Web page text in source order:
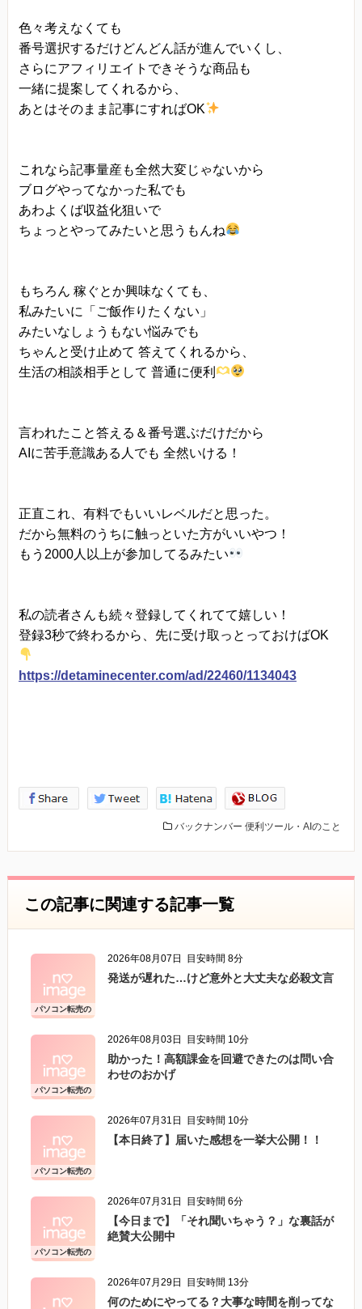
色々考えなくても
番号選択するだけどんどん話が進んでいくし、
さらにアフィリエイトできそうな商品も
一緒に提案してくれるから、
あとはそのまま記事にすればOK
これなら記事量産も全然大変じゃないから
ブログやってなかった私でも
あわよくば収益化狙いで
ちょっとやってみたいと思うもんね
もちろん 稼ぐとか興味なくても、
私みたいに「ご飯作りたくない」
みたいなしょうもない悩みでも
ちゃんと受け止めて 答えてくれるから、
生活の相談相手として 普通に便利
言われたこと答える＆番号選ぶだけだから
AIに苦手意識ある人でも 全然いける！
正直これ、有料でもいいレベルだと思った。
だから無料のうちに触っといた方がいいやつ！
もう2000人以上が参加してるみたい
私の読者さんも続々登録してくれてて嬉しい！
登録3秒で終わるから、先に受け取っとっておけばOK
https://detaminecenter.com/ad/22460/1134043
バックナンバー 便利ツール・AIのこと
この記事に関連する記事一覧
パソコン転売の
こと
2026年08月07日 目安時間 8分
発送が遅れた…けど意外と大丈夫な必殺文言
パソコン転売の
こと
2026年08月03日 目安時間 10分
助かった！高額課金を回避できたのは問い合
わせのおかげ
パソコン転売の
こと
2026年07月31日 目安時間 10分
【本日終了】届いた感想を一挙大公開！！
パソコン転売の
こと
2026年07月31日 目安時間 6分
【今日まで】「それ聞いちゃう？」な裏話が
絶賛大公開中
2026年07月29日 目安時間 13分
何のためにやってる？大事な時間を削ってな